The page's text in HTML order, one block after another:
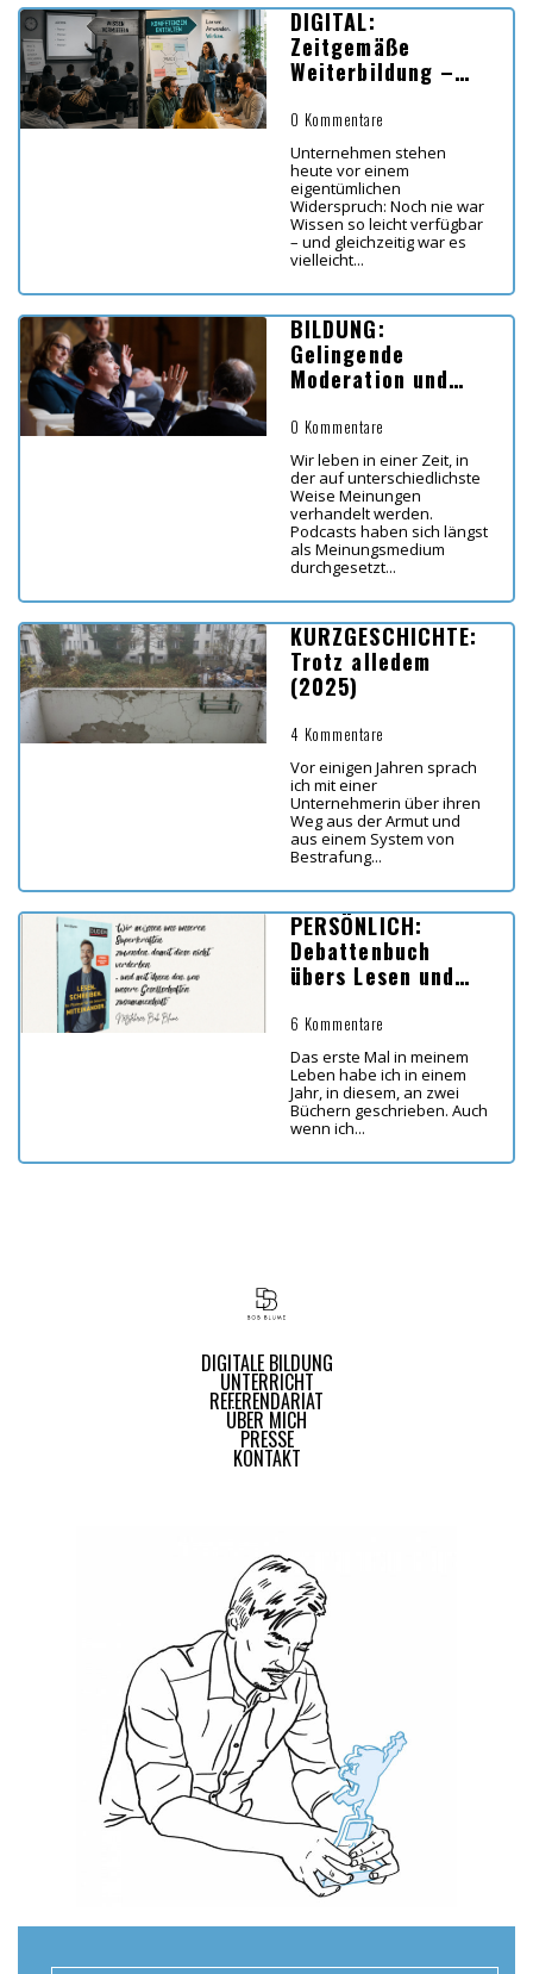
DIGITAL:
Zeitgemäße
Weiterbildung –
Lernen in Zeiten
von KI
0 Kommentare
Unternehmen stehen
heute vor einem
eigentümlichen
Widerspruch: Noch nie war
Wissen so leicht verfügbar
– und gleichzeitig war es
vielleicht...
BILDUNG:
Gelingende
Moderation und
Bildungsbereich
0 Kommentare
Wir leben in einer Zeit, in
der auf unterschiedlichste
Weise Meinungen
verhandelt werden.
Podcasts haben sich längst
als Meinungsmedium
durchgesetzt...
KURZGESCHICHTE:
Trotz alledem
(2025)
4 Kommentare
Vor einigen Jahren sprach
ich mit einer
Unternehmerin über ihren
Weg aus der Armut und
aus einem System von
Bestrafung...
PERSÖNLICH:
Debattenbuch
übers Lesen und
6 Kommentare
Das erste Mal in meinem
Leben habe ich in einem
Jahr, in diesem, an zwei
Büchern geschrieben. Auch
wenn ich...
DIGITALE BILDUNG
UNTERRICHT
REFERENDARIAT
ÜBER MICH
PRESSE
KONTAKT